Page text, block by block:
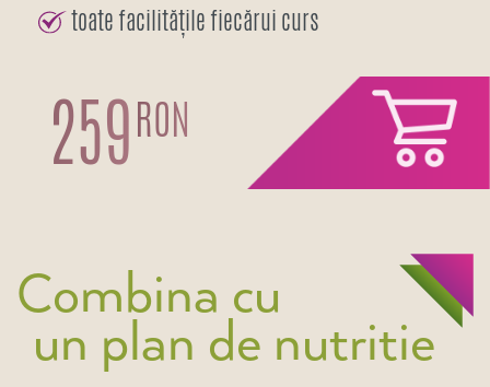
toate facilitățile fiecărui curs
259RON
Combina cu
un plan de nutritie